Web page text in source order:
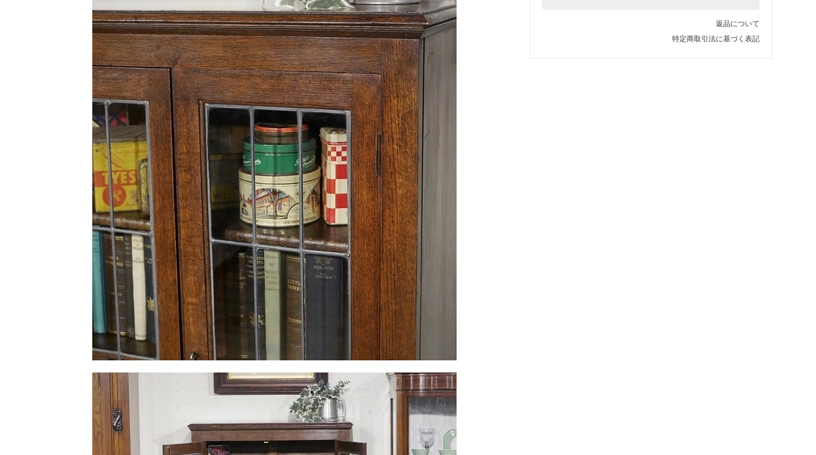
返品について
特定商取引法に基づく表記